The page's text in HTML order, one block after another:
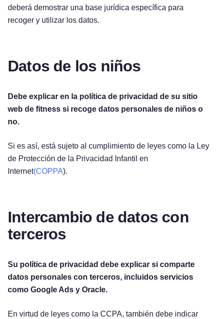
deberá demostrar una base jurídica específica para
recoger y utilizar los datos.
Datos de los niños
Debe explicar en la política de privacidad de su sitio
web de fitness si recoge datos personales de niños o
no.
Si es así, está sujeto al cumplimiento de leyes como la Ley
de Protección de la Privacidad Infantil en
Internet(COPPA).
Intercambio de datos con
terceros
Su política de privacidad debe explicar si comparte
datos personales con terceros, incluidos servicios
como Google Ads y Oracle.
En virtud de leyes como la CCPA, también debe indicar